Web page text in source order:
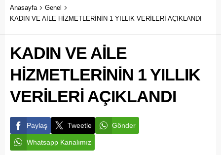
Anasayfa
Genel
KADIN VE AİLE HİZMETLERİNİN 1 YILLIK VERİLERİ AÇIKLANDI
KADIN VE AİLE
HİZMETLERİNİN 1 YILLIK
VERİLERİ AÇIKLANDI
Paylaş Tweetle Gönder
Whatsapp Kanalımız